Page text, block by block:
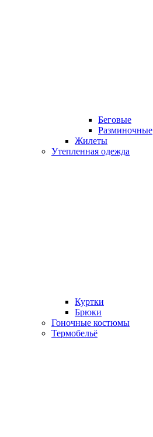
Беговые
Разминочные
Жилеты
Утепленная одежда
Куртки
Брюки
Гоночные костюмы
Термобельё